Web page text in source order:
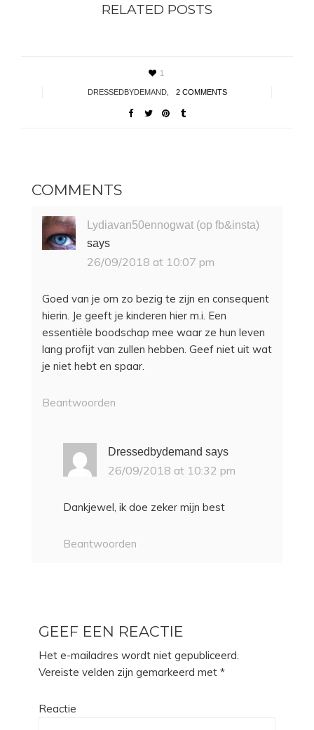
RELATED POSTS
1
DRESSEDBYDEMAND, 2 COMMENTS
COMMENTS
Lydiavan50ennogwat (op fb&insta)
says
26/09/2018 at 10:07 pm
Goed van je om zo bezig te zijn en consequent
hierin. Je geeft je kinderen hier m.i. Een
essentiële boodschap mee waar ze hun leven
lang profijt van zullen hebben. Geef niet uit wat
je niet hebt en spaar.
Beantwoorden
Dressedbydemand says
26/09/2018 at 10:32 pm
Dankjewel, ik doe zeker mijn best
Beantwoorden
GEEF EEN REACTIE
Het e-mailadres wordt niet gepubliceerd.
Vereiste velden zijn gemarkeerd met *
Reactie